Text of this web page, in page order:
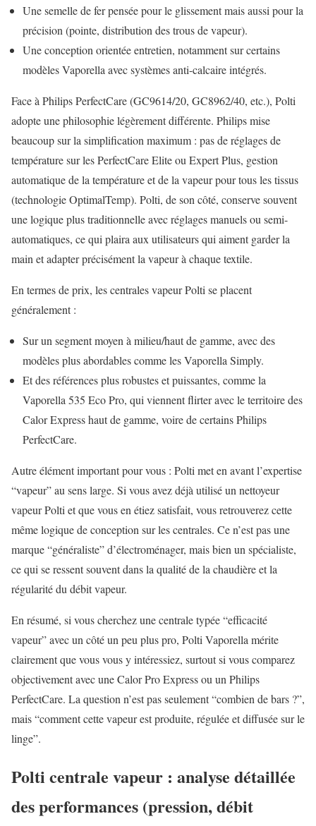
Une semelle de fer pensée pour le glissement mais aussi pour la
précision (pointe, distribution des trous de vapeur).
Une conception orientée entretien, notamment sur certains
modèles Vaporella avec systèmes anti-calcaire intégrés.
Face à Philips PerfectCare (GC9614/20, GC8962/40, etc.), Polti
adopte une philosophie légèrement différente. Philips mise
beaucoup sur la simplification maximum : pas de réglages de
température sur les PerfectCare Elite ou Expert Plus, gestion
automatique de la température et de la vapeur pour tous les tissus
(technologie OptimalTemp). Polti, de son côté, conserve souvent
une logique plus traditionnelle avec réglages manuels ou semi-
automatiques, ce qui plaira aux utilisateurs qui aiment garder la
main et adapter précisément la vapeur à chaque textile.
En termes de prix, les centrales vapeur Polti se placent
généralement :
Sur un segment moyen à milieu/haut de gamme, avec des
modèles plus abordables comme les Vaporella Simply.
Et des références plus robustes et puissantes, comme la
Vaporella 535 Eco Pro, qui viennent flirter avec le territoire des
Calor Express haut de gamme, voire de certains Philips
PerfectCare.
Autre élément important pour vous : Polti met en avant l’expertise
“vapeur” au sens large. Si vous avez déjà utilisé un nettoyeur
vapeur Polti et que vous en étiez satisfait, vous retrouverez cette
même logique de conception sur les centrales. Ce n’est pas une
marque “généraliste” d’électroménager, mais bien un spécialiste,
ce qui se ressent souvent dans la qualité de la chaudière et la
régularité du débit vapeur.
En résumé, si vous cherchez une centrale typée “efficacité
vapeur” avec un côté un peu plus pro, Polti Vaporella mérite
clairement que vous vous y intéressiez, surtout si vous comparez
objectivement avec une Calor Pro Express ou un Philips
PerfectCare. La question n’est pas seulement “combien de bars ?”,
mais “comment cette vapeur est produite, régulée et diffusée sur le
linge”.
Polti centrale vapeur : analyse détaillée
des performances (pression, débit